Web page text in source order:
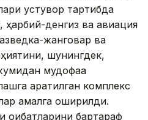
устувор тартибда
ҳарбий-денгиз ва авиация
жанговар ва
шунингдек,
мудофаа
қаратилган комплекс
амалга оширилди.
оқибатларини бартараф